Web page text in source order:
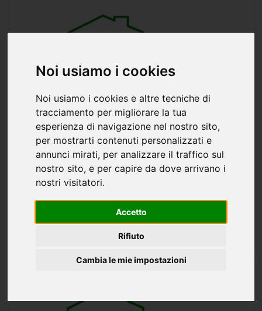
Noi usiamo i cookies
Noi usiamo i cookies e altre tecniche di
tracciamento per migliorare la tua
esperienza di navigazione nel nostro sito,
per mostrarti contenuti personalizzati e
annunci mirati, per analizzare il traffico sul
nostro sito, e per capire da dove arrivano i
nostri visitatori.
Accetto
Rifiuto
Cambia le mie impostazioni
Casa/Villa villa singola in vendita a
Anghiari - 170mq
260.000 € 170 mq 3 bagni piano terra
loc. La Scheggia: Vendesi, in posizione collinare, bellissimo
ingresso indipendente, corredato di resede esclusivo e di
giardino privato di mq.80. in contesto elegante...
ANGHIARI